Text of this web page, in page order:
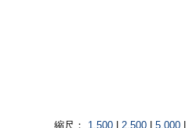
縮尺： 1,500 2,500 5,000